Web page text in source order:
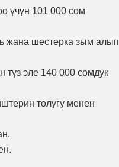
үчүн 101 000 сом
жана шестерка зым алып
түз эле 140 000 сомдук
толугу менен